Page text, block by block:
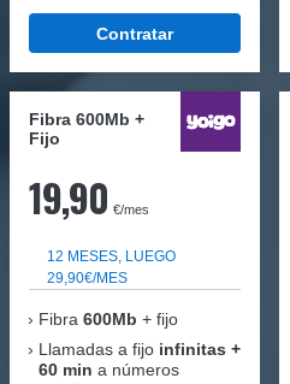
Contratar
Fibra 600Mb +
Fijo
19,90 €/mes
12 MESES, LUEGO
29,90€/MES
Fibra 600Mb + fijo
Llamadas a fijo infinitas +
60 min a números